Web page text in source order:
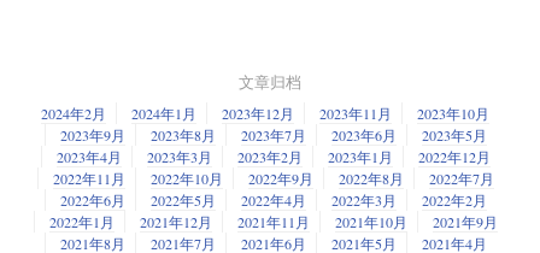
文章归档
2024年2月 2024年1月 2023年12月 2023年11月
2023年10月
2023年9月
2023年8月 2023年7月 2023年6月
2023年5月
2023年4月
2023年3月 2023年2月 2023年1月
2022年12月
2022年11月
2022年10月 2022年9月 2022年8月
2022年7月
2022年6月
2022年5月 2022年4月 2022年3月
2022年2月
2022年1月
2021年12月 2021年11月 2021年10月
2021年9月
2021年8月
2021年7月 2021年6月 2021年5月
2021年4月